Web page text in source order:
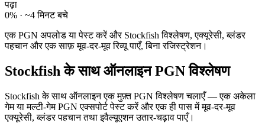
पढ़ा
0% · ~4 मिनट बचे
एक PGN अपलोड या पेस्ट करें और Stockfish विश्लेषण, एक्यूरेसी, ब्लंडर
पहचान और एक साफ़ मूव-दर-मूव रिव्यू पाएँ, बिना रजिस्ट्रेशन।
Stockfish के साथ ऑनलाइन PGN विश्लेषण
Stockfish के साथ ऑनलाइन एक मुफ़्त PGN विश्लेषण चलाएँ — एक अकेला
गेम या मल्टी-गेम PGN एक्सपोर्ट पेस्ट करें और एक ही पास में मूव-दर-मूव
एक्यूरेसी, ब्लंडर पहचान तथा इवैल्यूएशन उतार-चढ़ाव पाएँ।